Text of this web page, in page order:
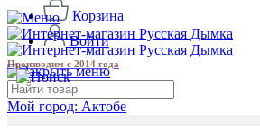
Корзина
Войти
Производим с 2014 года
Мой город: Актобе